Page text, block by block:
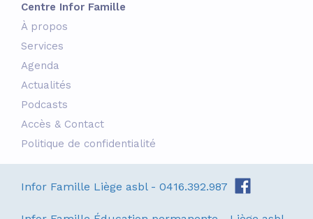
Centre Infor Famille
À propos
Services
Agenda
Actualités
Podcasts
Accès & Contact
Politique de confidentialité
Infor Famille Liège asbl - 0416.392.987